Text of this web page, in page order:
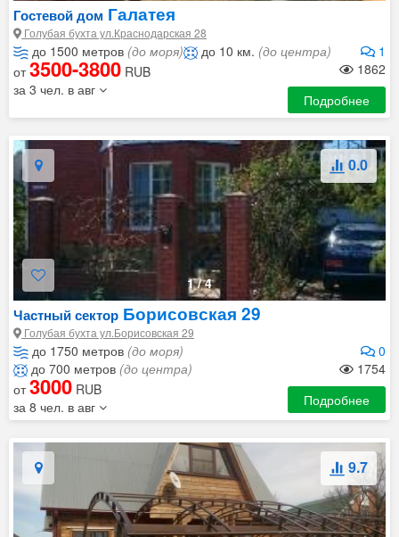
Гостевой дом Галатея
Голубая бухта ул.Краснодарская 28
до 1500 метров (до моря) 1
до 10 км. (до центра)
1862
от3500-3800 RUB
за 3 чел. в авг
Подробнее
1/4
0.0
Частный сектор Борисовская 29
Голубая бухта ул.Борисовская 29
до 1750 метров (до моря)
0
до 700 метров (до центра)
1754
от3000 RUB
за 8 чел. в авг
Подробнее
9.7